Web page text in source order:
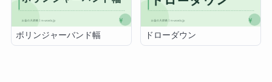
ボリンジャーバンド幅 ドローダウン